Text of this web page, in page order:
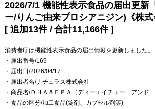
2026/7/1 機能性表示食品の届出更新
ー/りんご由来プロシアニジン)《株
[ 追加13件 / 合計11,166件 ]
消費者庁は機能性表示食品の届出情報を更新しました。
・届出番号/L69
・届出日/2026/04/17
・届出者名/ナチュラス株式会社
・商品名/ＤＨＡ＆ＥＰＡ（ディーエイチエー アンド
・食品の区分/加工食品(錠剤、カプセル剤等)